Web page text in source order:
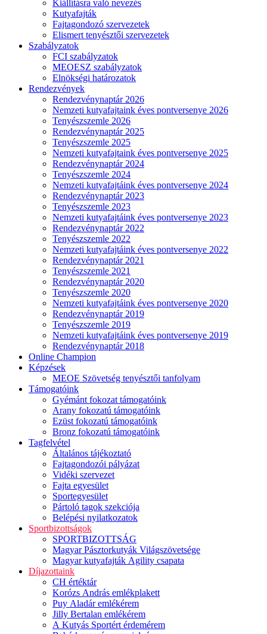
Kiállításra való nevezés
Kutyafajták
Fajtagondozó szervezetek
Elismert tenyésztői szervezetek
Szabályzatok
FCI szabályzatok
MEOESZ szabályzatok
Elnökségi határozatok
Rendezvények
Rendezvénynaptár 2026
Nemzeti kutyafajtaink éves pontversenye 2026
Tenyészszemle 2026
Rendezvénynaptár 2025
Tenyészszemle 2025
Nemzeti kutyafajtaink éves pontversenye 2025
Rendezvénynaptár 2024
Tenyészszemle 2024
Nemzeti kutyafajtáink éves pontversenye 2024
Rendezvénynaptár 2023
Tenyészszemle 2023
Nemzeti kutyafajtáink éves pontversenye 2023
Rendezvénynaptár 2022
Tenyészszemle 2022
Nemzeti kutyafajtáink éves pontversenye 2022
Rendezvénynaptár 2021
Tenyészszemle 2021
Rendezvénynaptár 2020
Tenyészszemle 2020
Nemzeti kutyafajtáink éves pontversenye 2020
Rendezvénynaptár 2019
Tenyészszemle 2019
Nemzeti kutyafajtáink éves pontversenye 2019
Rendezvénynaptár 2018
Online Champion
Képzések
MEOE Szövetség tenyésztői tanfolyam
Támogatóink
Gyémánt fokozat támogatóink
Arany fokozatú támogatóink
Ezüst fokozatú támogatóink
Bronz fokozatú támogatóink
Tagfelvétel
Általános tájékoztató
Fajtagondozói pályázat
Vidéki szervezet
Fajta egyesület
Sportegyesület
Pártoló tagok szekciója
Belépési nyilatkozatok
Sportbizottságok
SPORTBIZOTTSÁG
Magyar Pásztorkutyák Világszövetsége
Magyar kutyafajták Agility csapata
Díjazottaink
CH értéktár
Korózs András emlékplakett
Puy Aladár emlékérem
Jilly Bertalan emlékérem
A Kutyás Sportért érdemérem